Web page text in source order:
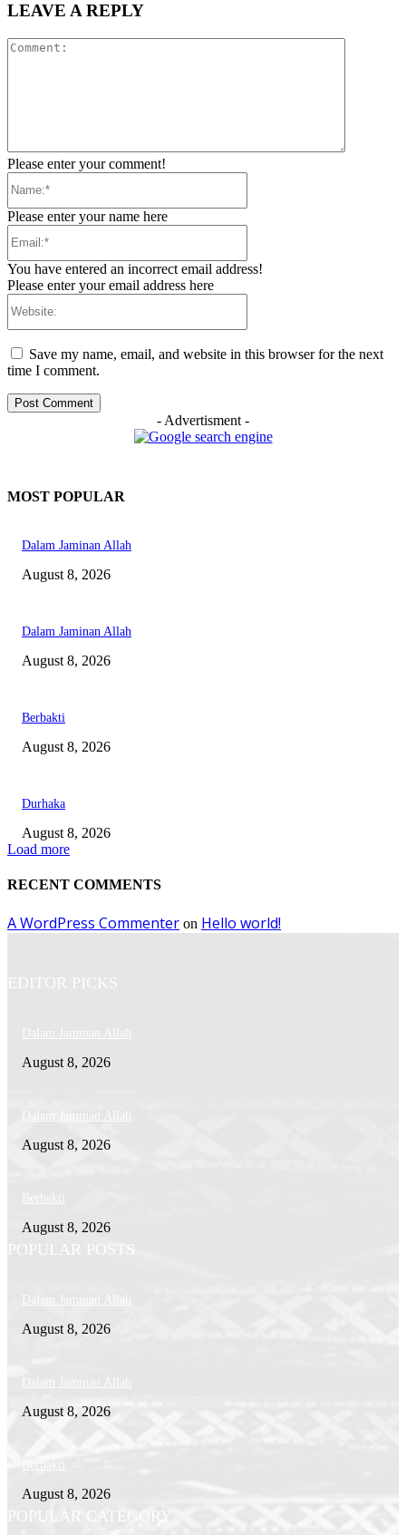
LEAVE A REPLY
Please enter your comment!
Please enter your name here
You have entered an incorrect email address!
Please enter your email address here
Save my name, email, and website in this browser for the next
time I comment.
- Advertisment -
MOST POPULAR
Dalam Jaminan Allah
August 8, 2026
Dalam Jaminan Allah
August 8, 2026
Berbakti
August 8, 2026
Durhaka
August 8, 2026
Load more
RECENT COMMENTS
A WordPress Commenter on Hello world!
EDITOR PICKS
Dalam Jaminan Allah
August 8, 2026
Dalam Jaminan Allah
August 8, 2026
Berbakti
August 8, 2026
POPULAR POSTS
Dalam Jaminan Allah
August 8, 2026
Dalam Jaminan Allah
August 8, 2026
Berbakti
August 8, 2026
POPULAR CATEGORY